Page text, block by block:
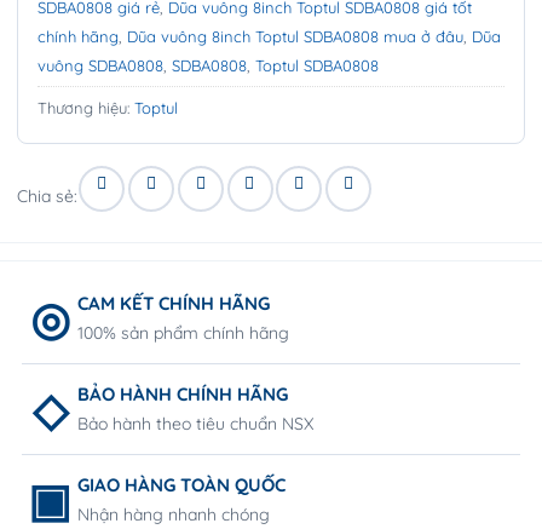
SDBA0808 giá rẻ Dũa vuông 8inch Toptul SDBA0808 giá tốt
chính hãng Dũa vuông 8inch Toptul SDBA0808 mua ở đâu Dũa
vuông SDBA0808 SDBA0808 Toptul SDBA0808
Thương hiệu: Toptul
Chia sẻ:
CAM KẾT CHÍNH HÃNG
100% sản phẩm chính hãng
BẢO HÀNH CHÍNH HÃNG
Bảo hành theo tiêu chuẩn NSX
GIAO HÀNG TOÀN QUỐC
Nhận hàng nhanh chóng